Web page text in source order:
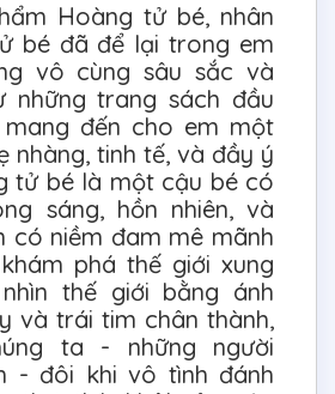
Hoàng tử bé, nhân
bé đã để lại trong em
vô cùng sâu sắc và
những trang sách đầu
đến cho em một
nhàng, tinh tế, và đầy ý
tử bé là một cậu bé có
sáng, hồn nhiên, và
có niềm đam mê mãnh
phá thế giới xung
thế giới bằng ánh
và trái tim chân thành,
ta - những người
- đôi khi vô tình đánh